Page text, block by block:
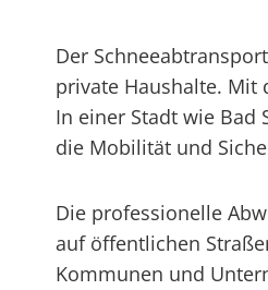
Der
private Haushalte. Mit
In einer Stadt wie Bad
die Mobilität und
Die professionelle
auf öffentlichen
Kommunen und